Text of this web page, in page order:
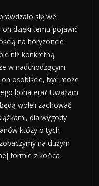
się we
on dzięki temu pojawić
na horyzoncie
niż konkretną
w nadchodzącym
osobiście, być może
bohatera? Uważam
woleli zachować
dla wygody
któzy o tych
na dużym
formie z końca